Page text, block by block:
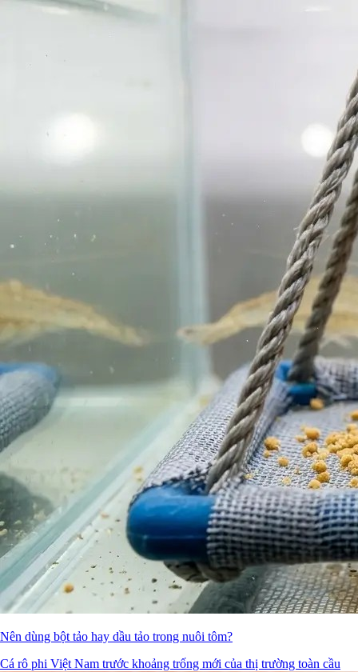
Nên dùng bột tảo hay dầu tảo trong nuôi tôm?
Cá rô phi Việt Nam trước khoảng trống mới của thị trường toàn cầu